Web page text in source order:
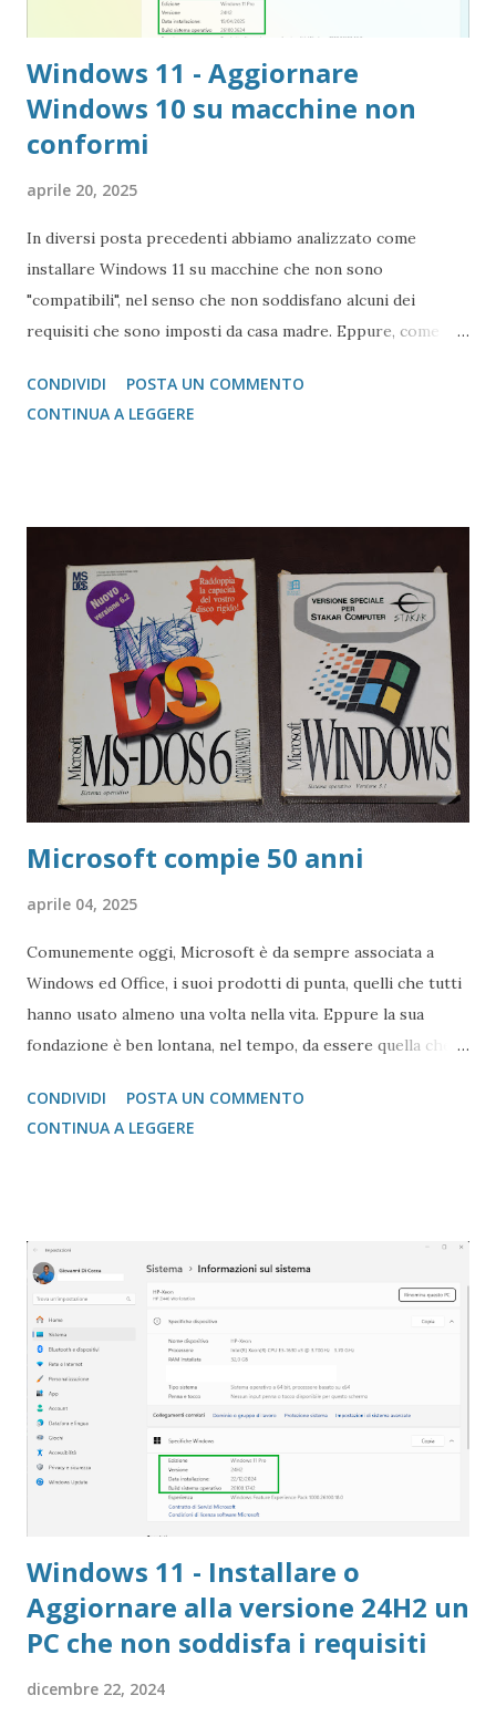
Windows 11 - Aggiornare
Windows 10 su macchine non
conformi
aprile 20, 2025
In diversi posta precedenti abbiamo analizzato come
installare Windows 11 su macchine che non sono
"compatibili", nel senso che non soddisfano alcuni dei
requisiti che sono imposti da casa madre. Eppure, come
comprata nel 2011 di alto livello (Processore i7 e 16MB di
RAM oltre ad un SSD adeguato) non può essere
CONDIVIDI
POSTA UN COMMENTO
CONTINUA A LEGGERE
Microsoft compie 50 anni
aprile 04, 2025
Comunemente oggi, Microsoft è da sempre associata a
Windows ed Office, i suoi prodotti di punta, quelli che tutti
hanno usato almeno una volta nella vita. Eppure la sua
fondazione è ben lontana, nel tempo, da essere quella che si
l'informatica come la intendiamo oggi, ha radici abbastanza
"antiche", venutesi a formare tra la metà degli anni '70 del
CONDIVIDI
POSTA UN COMMENTO
CONTINUA A LEGGERE
Windows 11 - Installare o
Aggiornare alla versione 24H2 un
PC che non soddisfa i requisiti
dicembre 22, 2024